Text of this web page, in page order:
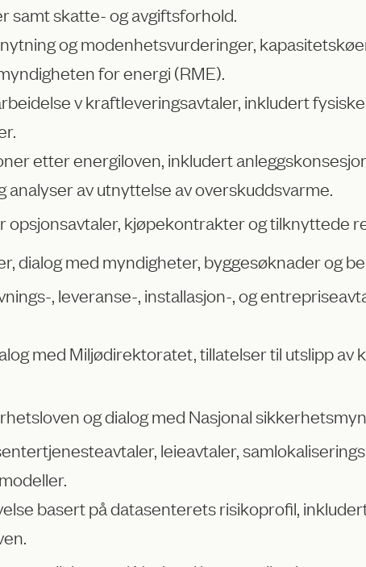
samt skatte- og avgiftsforhold.
og modenhetsvurderinger,
for energi (RME).
v kraftleveringsavtaler, inkludert
etter energiloven, inkludert
av utnyttelse av overskuddsvarme.
opsjonsavtaler, kjøpekontrakter og tilknyttede
dialog med myndigheter, byggesøknader og
, leveranse-, installasjon-, og
med Miljødirektoratet, tillatelser til utslipp
og dialog med Nasjonal
leieavtaler,
basert på datasenterets risikoprofil,